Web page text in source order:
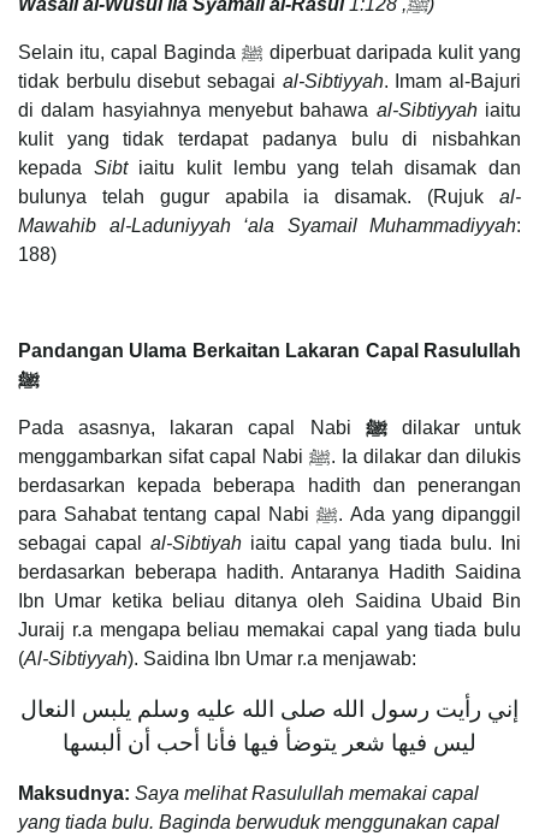
Wasail al-Wusul ila Syamail al-Rasul ﷺ, 1:128)
Selain itu, capal Baginda ﷺ diperbuat daripada kulit yang
tidak berbulu disebut sebagai al-Sibtiyyah. Imam al-Bajuri
di dalam hasyiahnya menyebut bahawa al-Sibtiyyahiaitu
kulit yang tidak terdapat padanya bulu di nisbahkan
kepada Sibtiaitu kulit lembu yang telah disamak dan
bulunya telah gugur apabila ia disamak. (Rujuk al-
Mawahib al-Laduniyyah ‘ala Syamail Muhammadiyyah:
188)
Pandangan Ulama Berkaitan Lakaran Capal Rasulullah
ﷺ
Pada asasnya, lakaran capal Nabi ﷺdilakar untuk
menggambarkan sifat capal Nabi ﷺ. Ia dilakar dan dilukis
berdasarkan kepada beberapa hadith dan penerangan
para Sahabat tentang capal Nabi ﷺ. Ada yang dipanggil
sebagai capal al-Sibtiyahiaitu capal yang tiada bulu. Ini
berdasarkan beberapa hadith. Antaranya Hadith Saidina
Ibn Umar ketika beliau ditanya oleh Saidina Ubaid Bin
Juraij r.a mengapa beliau memakai capal yang tiada bulu
(Al-Sibtiyyah). Saidina Ibn Umar r.a menjawab:
إني رأيت رسول الله صلى الله عليه وسلم يلبس النعال
ليس فيها شعر يتوضأ فيها فأنا أحب أن ألبسها
Maksudnya: Saya melihat Rasulullah memakai capal
yang tiada bulu. Baginda berwuduk menggunakan capal